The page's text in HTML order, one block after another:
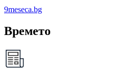
9meseca.bg
Времето